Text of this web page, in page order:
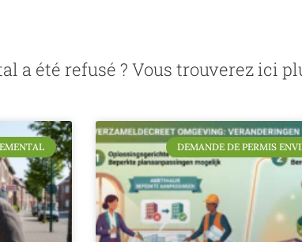
a été refusé ? Vous trouverez ici
DEMANDE DE PERMIS